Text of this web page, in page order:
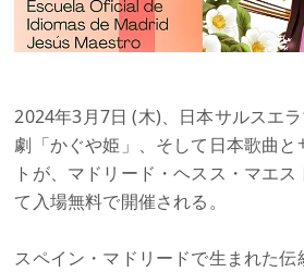
2024年3月7日 (木)、日本サルスエ
劇「かぐや姫」、そして日本歌曲と
トが、マドリード・ヘスス・マエ
て入場無料で開催される。
スペイン・マドリードで生まれた伝